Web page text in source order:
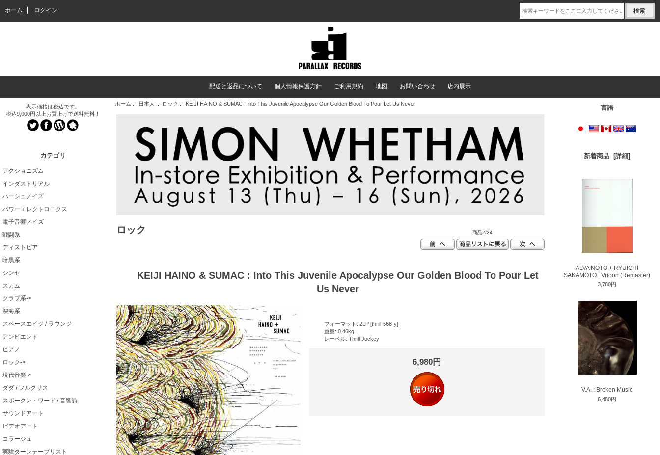
ホーム ログイン
配送と返品について 個人情報保護方針 ご利用規約 地図 お問い合わせ 店内展示
表示価格は税込です。
税込9,000円以上お買上げで送料無料！
カテゴリ
アクショニズム
インダストリアル
ハーシュノイズ
パワーエレクトロニクス
電子音響ノイズ
戦闘系
ディストピア
暗黒系
シンセ
スカム
クラブ系->
深海系
スペースエイジ / ラウンジ
アンビエント
ピアノ
ロック->
現代音楽->
ダダ / フルクサス
スポークン・ワード / 音響詩
サウンドアート
ビデオアート
コラージュ
実験ターンテーブリスト
ホーム :: 日本人 :: ロック :: KEIJI HAINO & SUMAC : Into This Juvenile Apocalypse Our Golden Blood To Pour Let Us Never
ロック 商品2/24
KEIJI HAINO & SUMAC : Into This Juvenile Apocalypse Our Golden Blood To Pour Let
Us Never
フォーマット: 2LP [thrill-568-y]
重量: 0.46kg
レーベル: Thrill Jockey
6,980円
言語
新着商品 [詳細]
ALVA NOTO + RYUICHI
SAKAMOTO : Vrioon (Remaster)
3,780円
V.A. : Broken Music
6,480円